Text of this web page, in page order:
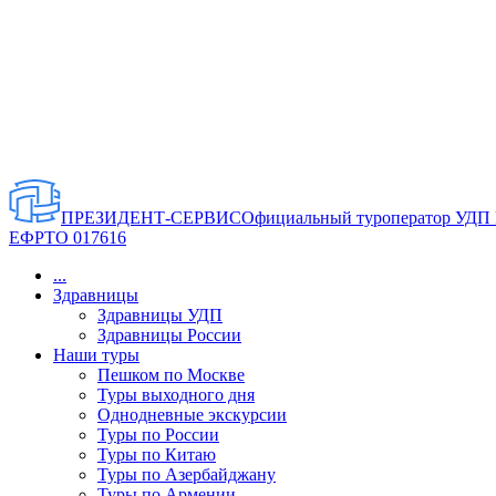
ПРЕЗИДЕНТ-СЕРВИСОфициальный туроператор
ЕФРТО 017616
...
Здравницы
Здравницы УДП
Здравницы России
Наши туры
Пешком по Москве
Туры выходного дня
Однодневные экскурсии
Туры по России
Туры по Китаю
Туры по Азербайджану